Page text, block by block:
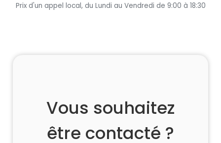
Prix d'un appel local, du Lundi au Vendredi de 9:00 à 18:30
Vous souhaitez
être contacté ?